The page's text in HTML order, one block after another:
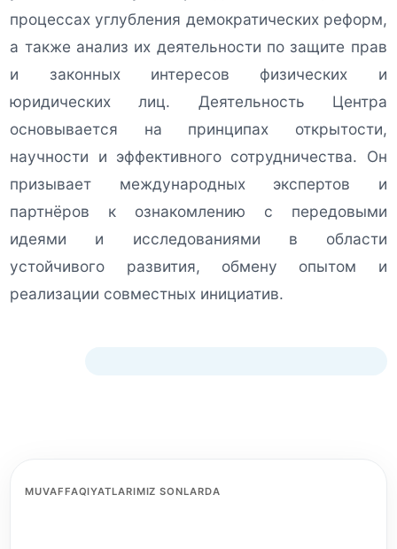
процессах углубления демократических реформ,
а также анализ их деятельности по защите прав
и законных интересов физических и
юридических лиц. Деятельность Центра
основывается на принципах открытости,
научности и эффективного сотрудничества. Он
призывает международных экспертов и
партнёров к ознакомлению с передовыми
идеями и исследованиями в области
устойчивого развития, обмену опытом и
реализации совместных инициатив.
MUVAFFAQIYATLARIMIZ SONLARDA